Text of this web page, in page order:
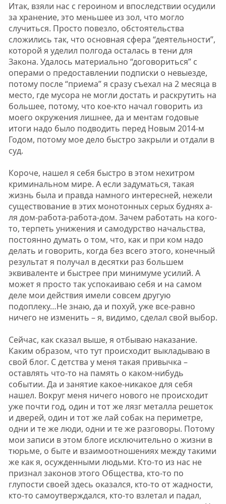
Итак, взяли нас с героином и впоследствии осудили
за хранение, это меньшее из зол, что могло
случиться. Просто повезло, обстоятельства
сложились так, что основная сфера “деятельности”,
которой я уделил полгода осталась в тени для
Закона. Удалось материально “договориться” с
операми о предоставлении подписки о невыезде,
потому после “приема” я сразу съехал на 2 месяца в
место, где мусора не могли достать и раскрутить на
большее, потому, что кое-кто начал говорить из
моего окружения лишнее, да и ментам годовые
итоги надо было подводить перед Новым 2014-м
Годом, потому мое дело быстро закрыли и отдали в
суд.
Короче, нашел я себя быстро в этом нехитром
криминальном мире. А если задуматься, такая
жизнь была и правда намного интересней, нежели
существование в этих монотонных серых буднях а-
ля дом-работа-работа-дом. Зачем работать на кого-
то, терпеть унижения и самодурство начальства,
постоянно думать о том, что, как и при ком надо
делать и говорить, когда без всего этого, конечный
результат я получал в десятки раз большем
эквиваленте и быстрее при минимуме усилий. А
может я просто так успокаиваю себя и на самом
деле мои действия имели совсем другую
подоплеку…Не знаю, да и поxyй, уже все-равно
ничего не изменить – я, видимо, сделал свой выбор.
Сейчас, как сказал выше, я отбываю наказание.
Каким образом, что тут происходит выкладываю в
свой блог. С детства у меня такая привычка –
оставлять что-то на память о каком-нибудь
событии. Да и занятие какое-никакое для себя
нашел. Вокруг меня ничего нового не происходит
уже почти год, один и тот же лязг металла решеток
и дверей, один и тот же лай собак на периметре,
одни и те же люди, одни и те же разговоры. Потому
мои записи в этом блоге исключительно о жизни в
тюрьме, о быте и взаимоотношениях между такими
же как я, осужденными людьми. Кто-то из нас не
признал законов этого Общества, кто-то по
глупости своей здесь оказался, кто-то от жадности,
кто-то самоутверждался, кто-то взлетал и падал,